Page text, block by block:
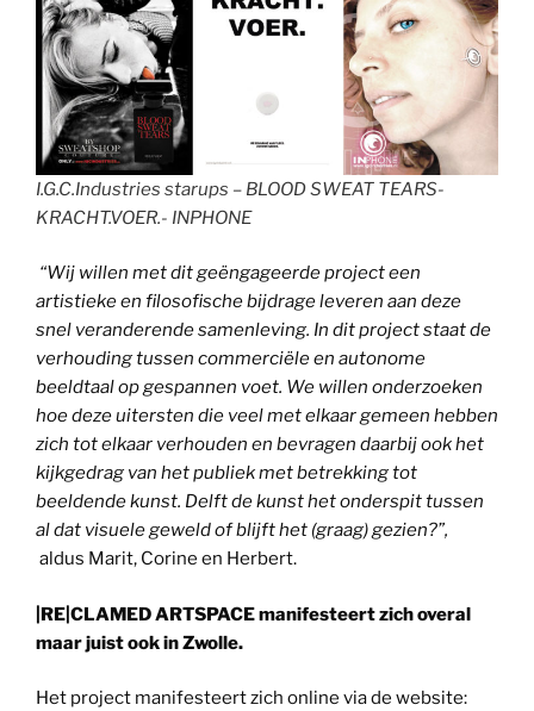
I.G.C.Industries starups – BLOOD SWEAT TEARS-
KRACHT.VOER.- INPHONE
“Wij willen met dit geëngageerde project een
artistieke en filosofische bijdrage leveren aan deze
snel veranderende samenleving. In dit project staat de
verhouding tussen commerciële en autonome
beeldtaal op gespannen voet. We willen onderzoeken
hoe deze uitersten die veel met elkaar gemeen hebben
zich tot elkaar verhouden en bevragen daarbij ook het
kijkgedrag van het publiek met betrekking tot
beeldende kunst. Delft de kunst het onderspit tussen
al dat visuele geweld of blijft het (graag) gezien?”,
aldus Marit, Corine en Herbert.
|RE|CLAMED ARTSPACE manifesteert zich overal
maar juist ook in Zwolle.
Het project manifesteert zich online via de website: